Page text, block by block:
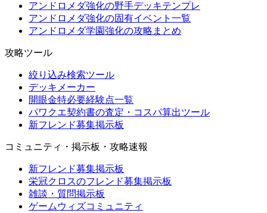
アンドロメダ強化の野手デッキテンプレ
アンドロメダ強化の固有イベント一覧
アンドロメダ学園強化の攻略まとめ
攻略ツール
絞り込み検索ツール
デッキメーカー
開眼金特必要経験点一覧
パワクエ契約書の査定・コスパ算出ツール
新フレンド募集掲示板
コミュニティ・掲示板・攻略速報
新フレンド募集掲示板
栄冠クロスのフレンド募集掲示板
雑談・質問掲示板
ゲームウィズコミュニティ